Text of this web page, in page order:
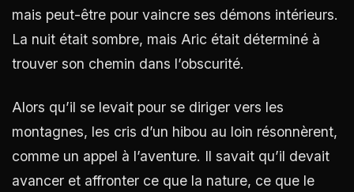
mais peut-être pour vaincre ses démons intérieurs.
La nuit était sombre, mais Aric était déterminé à
trouver son chemin dans l’obscurité.
Alors qu’il se levait pour se diriger vers les
montagnes, les cris d’un hibou au loin résonnèrent,
comme un appel à l’aventure. Il savait qu’il devait
avancer et affronter ce que la nature, ce que le